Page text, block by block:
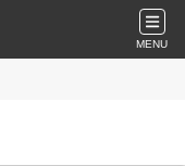
MENU